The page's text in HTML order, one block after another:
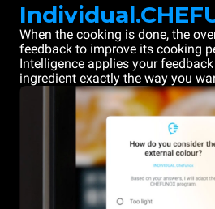
When the cooking is done, the
feedback to improve its cooking
Intelligence applies your
ingredient exactly the way you